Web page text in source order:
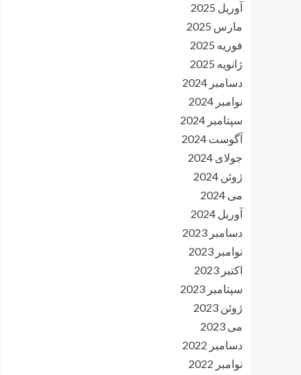
آوریل 2025
مارس 2025
فوریه 2025
ژانویه 2025
دسامبر 2024
نوامبر 2024
سپتامبر 2024
آگوست 2024
جولای 2024
ژوئن 2024
می 2024
آوریل 2024
دسامبر 2023
نوامبر 2023
اکتبر 2023
سپتامبر 2023
ژوئن 2023
می 2023
دسامبر 2022
نوامبر 2022